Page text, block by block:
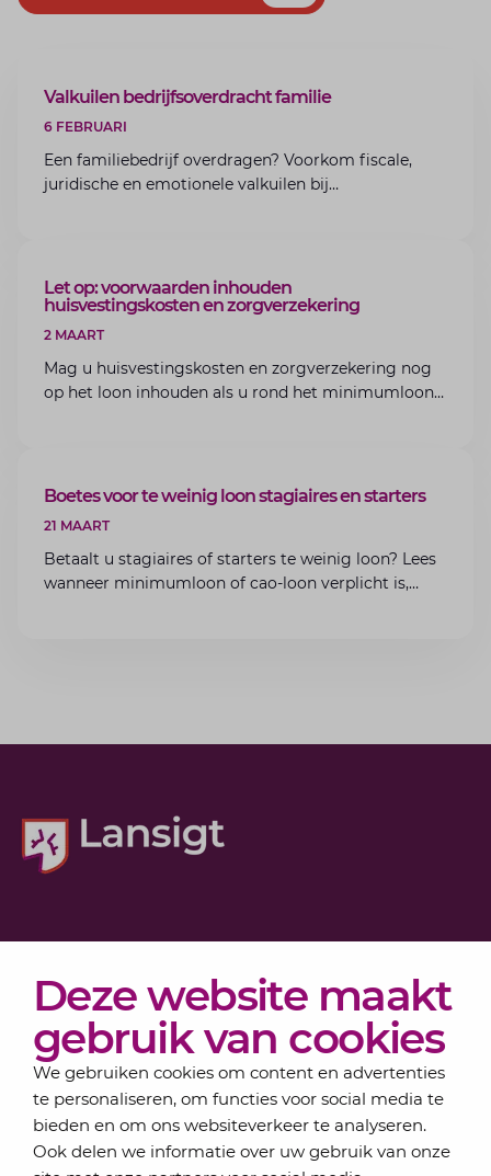
Deze website maakt
gebruik van cookies
We gebruiken cookies om content en advertenties
te personaliseren, om functies voor social media te
bieden en om ons websiteverkeer te analyseren.
Ook delen we informatie over uw gebruik van onze
ARTIKEL
Valkuilen bedrijfsoverdracht familie
6 FEBRUARI
Een familiebedrijf overdragen? Voorkom fiscale,
juridische en emotionele valkuilen bij
ARTIKEL
Let op: voorwaarden inhouden
huisvestingskosten en zorgverzekering
2 MAART
Mag u huisvestingskosten en zorgverzekering nog
op het loon inhouden als u rond het minimumloon
ARTIKEL
Boetes voor te weinig loon stagiaires en starters
21 MAART
Betaalt u stagiaires of starters te weinig loon? Lees
wanneer minimumloon of cao-loon verplicht is,
Actueel
Over Lansigt
Contact
Schrijf je in voor onze nieuwsbrief